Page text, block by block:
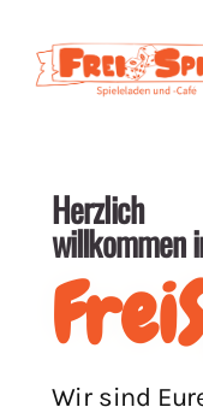
Herzlich
willkommen
Wir sind